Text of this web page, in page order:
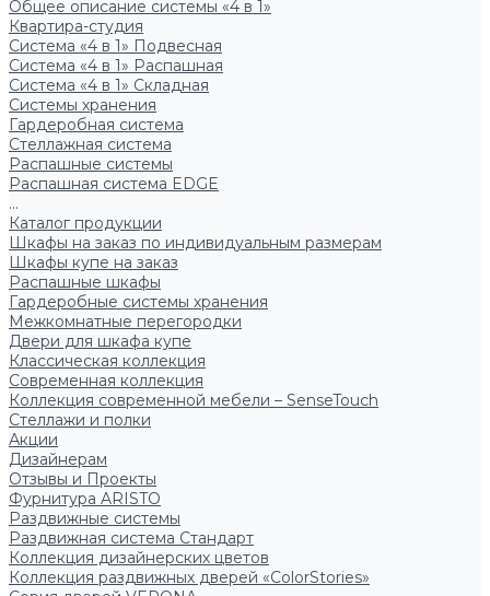
Общее описание системы «4 в 1»
Квартира-студия
Система «4 в 1» Подвесная
Система «4 в 1» Распашная
Система «4 в 1» Складная
Системы хранения
Гардеробная система
Стеллажная система
Распашные системы
Распашная система EDGE
...
Каталог продукции
Шкафы на заказ по индивидуальным размерам
Шкафы купе на заказ
Распашные шкафы
Гардеробные системы хранения
Межкомнатные перегородки
Двери для шкафа купе
Классическая коллекция
Современная коллекция
Коллекция современной мебели – SenseTouch
Стеллажи и полки
Акции
Дизайнерам
Отзывы и Проекты
Фурнитура ARISTO
Раздвижные системы
Раздвижная система Стандарт
Коллекция дизайнерских цветов
Коллекция раздвижных дверей «ColorStories»